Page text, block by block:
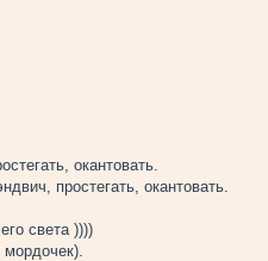
окантовать.
простегать, окантовать.
света ))))